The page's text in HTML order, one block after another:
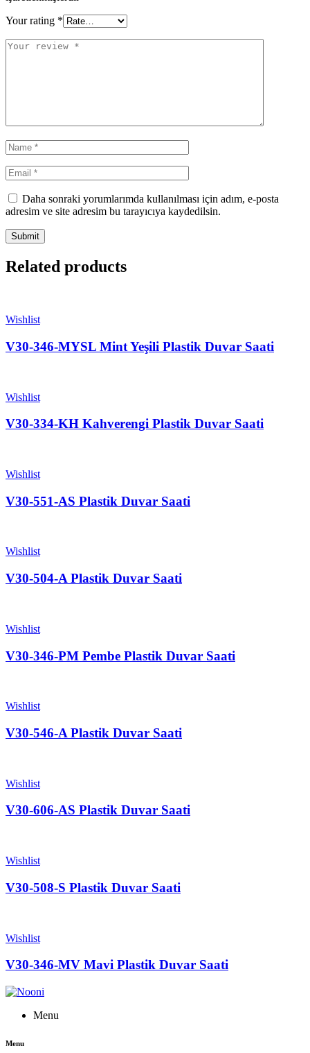
Your rating *
Daha sonraki yorumlarımda kullanılması için adım, e-posta
adresim ve site adresim bu tarayıcıya kaydedilsin.
Related products
Wishlist
V30-346-MYSL Mint Yeşili Plastik Duvar Saati
Wishlist
V30-334-KH Kahverengi Plastik Duvar Saati
Wishlist
V30-551-AS Plastik Duvar Saati
Wishlist
V30-504-A Plastik Duvar Saati
Wishlist
V30-346-PM Pembe Plastik Duvar Saati
Wishlist
V30-546-A Plastik Duvar Saati
Wishlist
V30-606-AS Plastik Duvar Saati
Wishlist
V30-508-S Plastik Duvar Saati
Wishlist
V30-346-MV Mavi Plastik Duvar Saati
Menu
Menu